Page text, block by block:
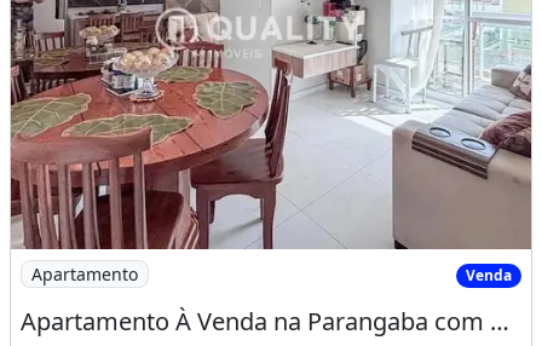
Imagem: Apartamento À Venda na Parangaba com 2
Apartamento Venda
Apartamento À Venda na Parangaba com 2 Quartos